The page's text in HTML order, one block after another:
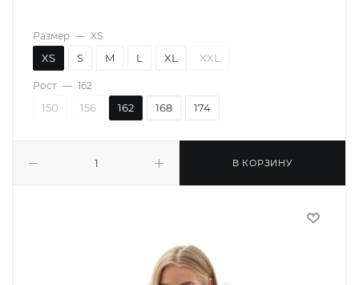
В КОРЗИНУ
Размер — XS
XS S M L XL XXL
Рост — 162
150 156 162 168 174